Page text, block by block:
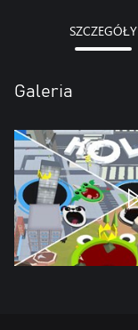
SZCZEGÓŁY
Galeria